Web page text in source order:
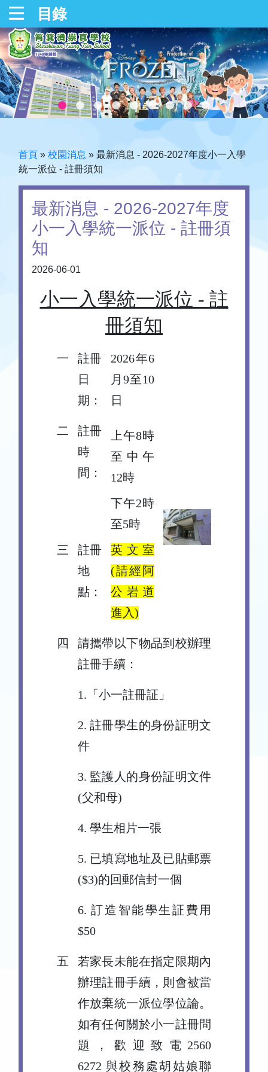
目錄
首頁 » 校園消息 » 最新消息 - 2026-2027年度小一入學
統一派位 - 註冊須知
最新消息 - 2026-2027年度
小一入學統一派位 - 註冊須
知
2026-06-01
小一入學統一派位 - 註
冊須知
一
註冊
日
期：
2026年6
月9至10
日
二
註冊
時
間：
上午8時
至中午
12時
下午2時
至5時
三
註冊
地
點：
英文室
(請經阿
公岩道
進入)
四
請攜帶以下物品到校辦理
註冊手續：
1.「小一註冊証」
2. 註冊學生的身份証明文
件
3. 監護人的身份証明文件
(父和母)
4. 學生相片一張
5. 已填寫地址及已貼郵票
($3)的回郵信封一個
6. 訂造智能學生証費用
$50
五
若家長未能在指定限期內
辦理註冊手續，則會被當
作放棄統一派位學位論。
如有任何關於小一註冊問
題，歡迎致電2560
6272 與校務處胡姑娘聯